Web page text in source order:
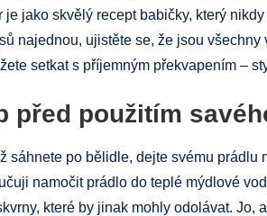
je jako skvělý recept babičky, který
najednou, ujistěte se, že jsou
setkat s příjemným překvapením –
před použitím
sáhnete po bělidle, dejte svému
namočit prádlo do teplé mýdlové
které by jinak mohly odolávat. Jo,